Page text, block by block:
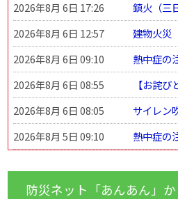
2026年8月 6日 17:26
鎮火（三
2026年8月 6日 12:57
建物火災
2026年8月 6日 09:10
熱中症の
2026年8月 6日 08:55
【お詫
2026年8月 6日 08:05
サイレン
2026年8月 5日 09:10
熱中症の
防災ネット「あんあん」